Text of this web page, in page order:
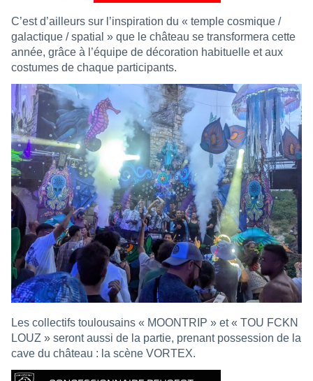
C’est d’ailleurs sur l’inspiration du « temple cosmique /
galactique / spatial » que le château se transformera cette
année, grâce à l’équipe de décoration habituelle et aux
costumes de chaque participants.
Les collectifs toulousains « MOONTRIP » et « TOU FCKN
LOUZ » seront aussi de la partie, prenant possession de la
cave du château : la scène VORTEX.